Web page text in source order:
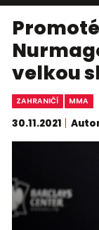
velkou
ZAHRANIČÍ MMA
30.11.2021